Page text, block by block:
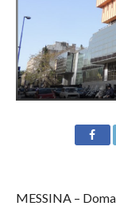
MESSINA –